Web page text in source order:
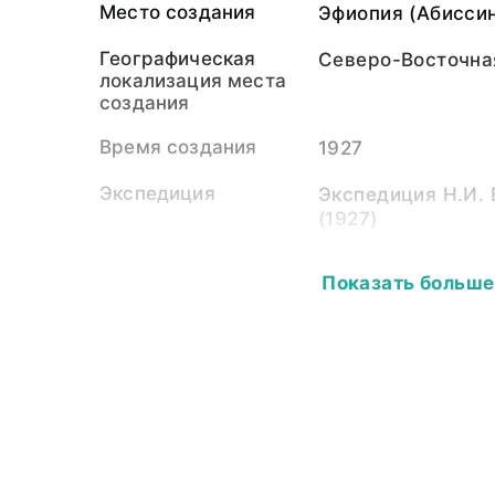
Место создания Эфиопия
Географическая
локализация места
создания
Северо-
Время создания 1927
Экспедиция
Экспедиция Н.И.
(1927)
1887 - 26 января
Показать больше